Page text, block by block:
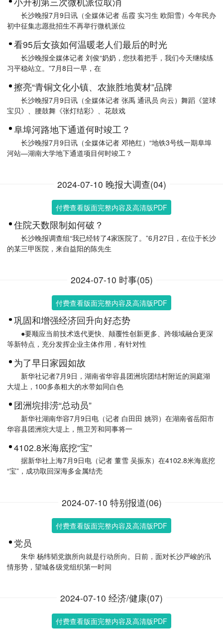
长沙晚报7月9日讯（全媒体记者 岳霞 实习生 欧阳雪）今年民办
初中征集志愿批招生不再举行微机派位
看95后女孩如何温暖老人们最后的时光
长沙晚报全媒体记者 刘俊“奶奶，您扶着把手，我们今天继续练
习平稳站立。”7月8日一早，在
擦亮“青铜文化小镇、农旅胜地黄材”品牌
长沙晚报7月9日讯（全媒体记者 张禹 通讯员 向云）舞蹈《篮球
宝贝》、腰鼓舞《张灯结彩》、花鼓戏
阜埠河路地下通道何时竣工？
长沙晚报7月9日讯（全媒体记者 邓艳红）“地铁3号线一期阜埠
河站—湖南大学地下通道项目何时竣工？
2024-07-10 晚报大调查(04)
付费查看版面完整内容及高清版PDF
住院天数限制如何破？
长沙晚报调查组“我已经转了4家医院了。”6月27日，在位于长沙
的某三甲医院，来自益阳的陈先生
2024-07-10 时事(05)
付费查看版面完整内容及高清版PDF
巩固和增强经济回升向好态势
●要顺应当前技术迭代更快、颠覆性创新更多、跨领域融合更深
等新特点，充分发挥企业主体作用，有针对性
为了早日家园如故
新华社记者7月9日，湖南省华容县团洲垸团结村附近的洞庭湖
大堤上，100多条粗大的水带如同白色
团洲垸排涝“总动员”
新华社湖南华容7月9日电（记者 白田田 姚羽）在湖南省岳阳市
华容县团洲垸大堤上，熊卫芳和同事将一
4102.8米海底挖“宝”
据新华社上海7月9日电（记者 董雪 吴振东）在4102.8米海底挖
“宝”，成功取回深海多金属结壳
2024-07-10 特别报道(06)
付费查看版面完整内容及高清版PDF
党员
朱华 杨纬韬党旗所向就是行动所向。日前，面对长沙严峻的汛
情形势，望城各级党组织第一时间
2024-07-10 经济/健康(07)
付费查看版面完整内容及高清版PDF